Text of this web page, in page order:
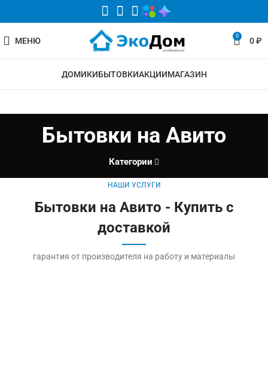
МЕНЮ 0 0₽
ДОМИКИБЫТОВКИАКЦИИМАГАЗИН
Бытовки на Авито
Категории
НАШИ УСЛУГИ
Бытовки на Авито - Купить с
доставкой
гарантия от производителя на работу и материалы